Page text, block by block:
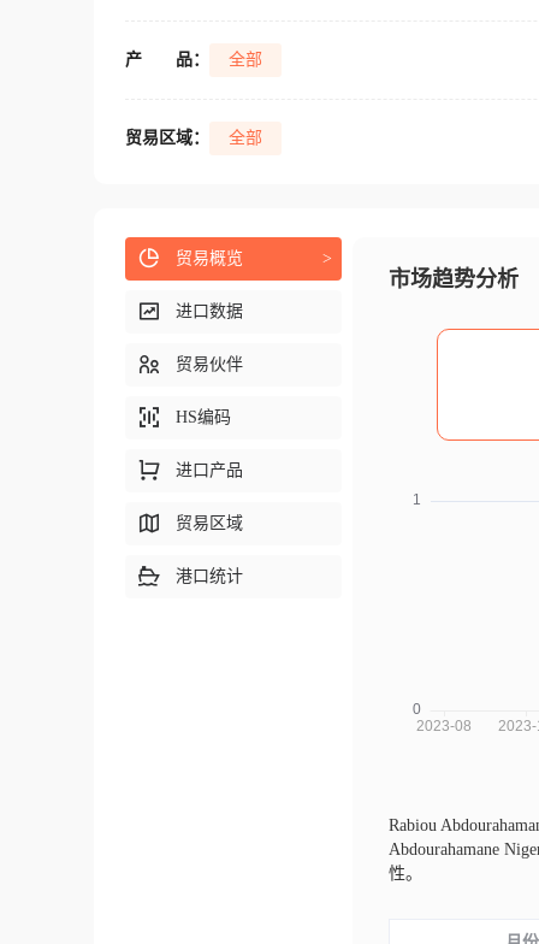
产 品： 全部
贸易区域： 全部
市场趋势分析
Rabiou
Abdourahamane
性。
贸易概览 >
进口数据
贸易伙伴
HS编码
进口产品
贸易区域
港口统计